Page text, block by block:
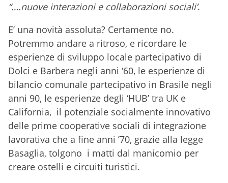
“….nuove interazioni e collaborazioni sociali’.
E’ una novità assoluta? Certamente no.
Potremmo andare a ritroso, e ricordare le
esperienze di sviluppo locale partecipativo di
Dolci e Barbera negli anni ‘60, le esperienze di
bilancio comunale partecipativo in Brasile negli
anni 90, le esperienze degli ‘HUB’ tra UK e
California, il potenziale socialmente innovativo
delle prime cooperative sociali di integrazione
lavorativa che a fine anni ’70, grazie alla legge
Basaglia, tolgono i matti dal manicomio per
creare ostelli e circuiti turistici.